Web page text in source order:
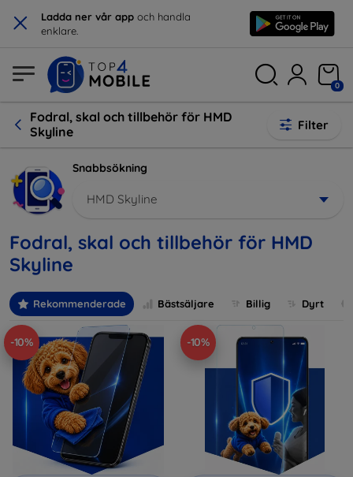
× Ladda ner vår app och handla
enklare.
0
Fodral, skal och tillbehör för HMD
Skyline
Filter
Snabbsökning
HMD Skyline
Fodral, skal och tillbehör för HMD
Skyline
Rekommenderade Bästsäljare Billig Dyrt
-10% -10%